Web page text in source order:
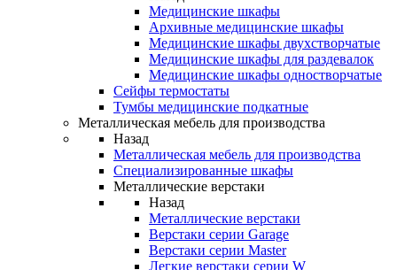
Медицинские шкафы
Архивные медицинские шкафы
Медицинские шкафы двухстворчатые
Медицинские шкафы для раздевалок
Медицинские шкафы одностворчатые
Сейфы термостаты
Тумбы медицинские подкатные
Металлическая мебель для производства
Назад
Металлическая мебель для производства
Cпециализированные шкафы
Металлические верстаки
Назад
Металлические верстаки
Верстаки серии Garage
Верстаки серии Master
Легкие верстаки серии W